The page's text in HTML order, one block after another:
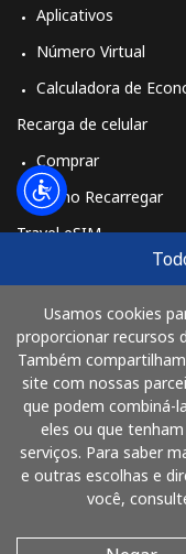
Usamos cookies
proporcionar recursos
Também
site com nossas
que podem combiná-
eles ou que
serviços. Para saber
e outras escolhas e
você,
Aplicativos
Número Virtual
Calculadora de
Recarga de celular
Comprar
Como Recarregar
Travel eSIM
Como funciona